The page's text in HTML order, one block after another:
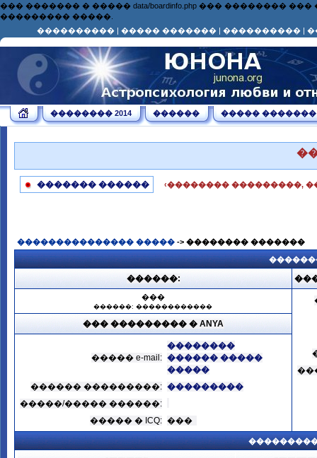
��� ������� � ����� data/boardinfo.php ���
��������� �����.
���������� | ����� ������� | ���������� |
�������� 2014 ������ ����� �������
������� ������ ‹�������� ���������,
��������������� ����� -> �������� �������
������:
���
������: ������������
��� ��������� � ANYA
����� e-mail:
��������
������ �����
�����
������ ���������: ���������
�����/����� ������:
����� � ICQ: ���